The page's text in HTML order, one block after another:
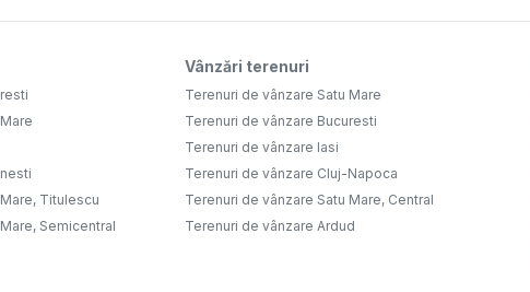
Titulescu
Semicentral
Vânzări terenuri
Terenuri de vânzare Satu Mare
Terenuri de vânzare Bucuresti
Terenuri de vânzare Iasi
Terenuri de vânzare Cluj-Napoca
Terenuri de vânzare Satu Mare, Central
Terenuri de vânzare Ardud